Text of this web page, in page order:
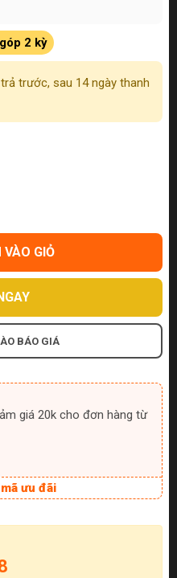
2 kỳ
trả trước, sau 14 ngày thanh
VÀO GIỎ
BÁO GIÁ
ưu đãi